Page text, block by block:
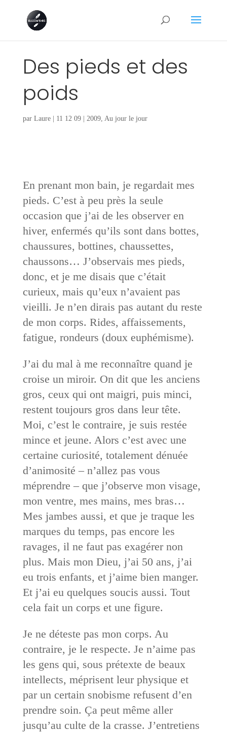
Des pieds et des
poids
par Laure| 11 12 09| 2009, Au jour le jour
En prenant mon bain, je regardait mes
pieds. C’est à peu près la seule
occasion que j’ai de les observer en
hiver, enfermés qu’ils sont dans bottes,
chaussures, bottines, chaussettes,
chaussons… J’observais mes pieds,
donc, et je me disais que c’était
curieux, mais qu’eux n’avaient pas
vieilli. Je n’en dirais pas autant du reste
de mon corps. Rides, affaissements,
fatigue, rondeurs (doux euphémisme).
J’ai du mal à me reconnaître quand je
croise un miroir. On dit que les anciens
gros, ceux qui ont maigri, puis minci,
restent toujours gros dans leur tête.
Moi, c’est le contraire, je suis restée
mince et jeune. Alors c’est avec une
certaine curiosité, totalement dénuée
d’animosité – n’allez pas vous
méprendre – que j’observe mon visage,
mon ventre, mes mains, mes bras…
Mes jambes aussi, et que je traque les
marques du temps, pas encore les
ravages, il ne faut pas exagérer non
plus. Mais mon Dieu, j’ai 50 ans, j’ai
eu trois enfants, et j’aime bien manger.
Et j’ai eu quelques soucis aussi. Tout
cela fait un corps et une figure.
Je ne déteste pas mon corps. Au
contraire, je le respecte. Je n’aime pas
les gens qui, sous prétexte de beaux
intellects, méprisent leur physique et
par un certain snobisme refusent d’en
prendre soin. Ça peut même aller
jusqu’au culte de la crasse. J’entretiens